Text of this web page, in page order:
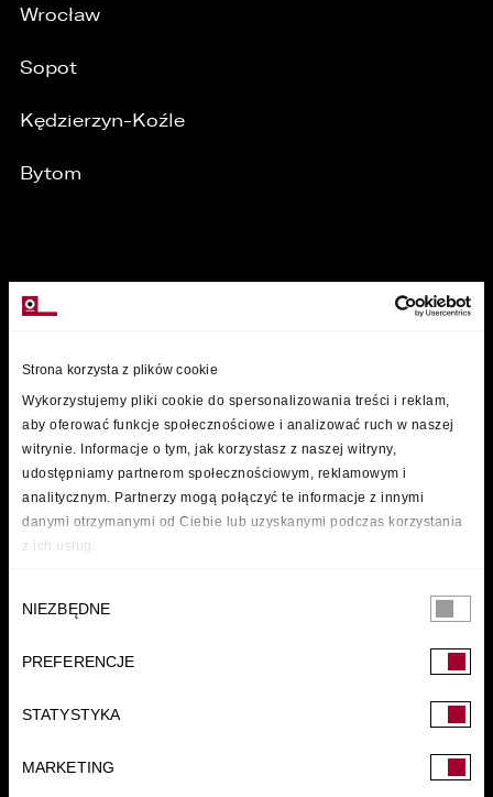
Strona korzysta z plików cookie
Wykorzystujemy pliki cookie do spersonalizowania treści i reklam,
aby oferować funkcje społecznościowe i analizować ruch w naszej
witrynie. Informacje o tym, jak korzystasz z naszej witryny,
udostępniamy partnerom społecznościowym, reklamowym i
analitycznym. Partnerzy mogą połączyć te informacje z innymi
danymi otrzymanymi od Ciebie lub uzyskanymi podczas korzystania
z ich usług.
zgody
NIEZBĘDNE
PREFERENCJE
STATYSTYKA
MARKETING
Wrocław
Sopot
Kędzierzyn-Koźle
Bytom
FUNDACJA